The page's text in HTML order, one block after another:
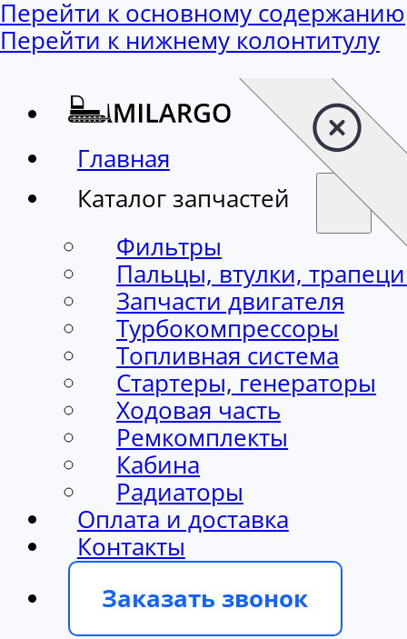
Перейти к основному содержанию
Перейти к нижнему колонтитулу
Главная
Каталог запчастей
Фильтры
Пальцы, втулки,
Запчасти двигателя
Турбокомпрессоры
Топливная система
Стартеры, генераторы
Ходовая часть
Ремкомплекты
Кабина
Радиаторы
Оплата и доставка
Контакты
Заказать звонок